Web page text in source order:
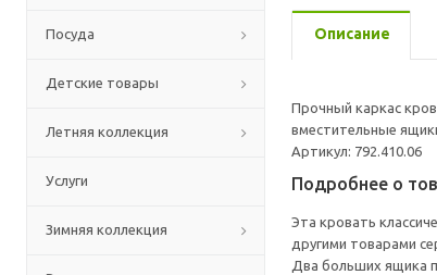
Посуда
Детские товары
Летняя коллекция
Услуги
Зимняя коллекция
Описание
Прочный каркас
вместительные
Артикул: 792.410.06
Подробнее о
Эта кровать
другими товарами
Два больших ящика